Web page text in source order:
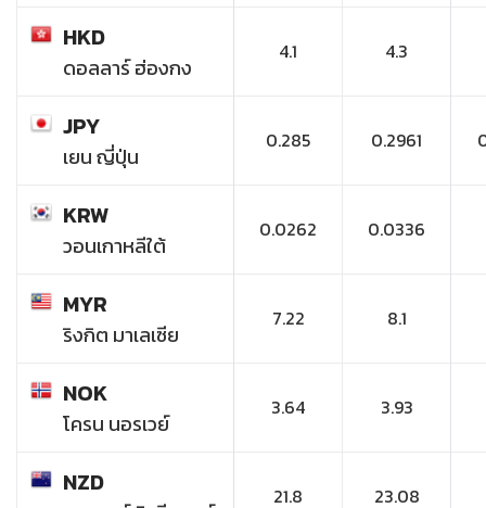
HKD
ดอลลาร์ ฮ่องกง
4.1 4.3
JPY
เยน ญี่ปุ่น
0.285 0.2961
KRW
วอนเกาหลีใต้
0.0262 0.0336
MYR
ริงกิต มาเลเซีย
7.22 8.1
NOK
โครน นอรเวย์
3.64 3.93
NZD 21.8 23.08